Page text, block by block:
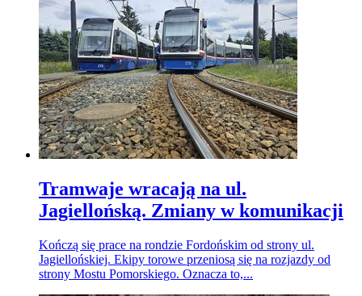
Tramwaje wracają na ul.
Jagiellońską. Zmiany w komunikacji
Kończą się prace na rondzie Fordońskim od strony ul.
Jagiellońskiej. Ekipy torowe przeniosą się na rozjazdy od
strony Mostu Pomorskiego. Oznacza to,...